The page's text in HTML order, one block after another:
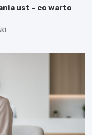
ust – co warto